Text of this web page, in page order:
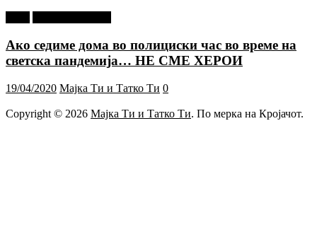
Ако седиме дома во полициски час во време на
светска пандемија… НЕ СМЕ ХЕРОИ
19/04/2020 Мајка Ти и Татко Ти 0
Copyright © 2026 Мајка Ти и Татко Ти. По мерка на Кројачот.